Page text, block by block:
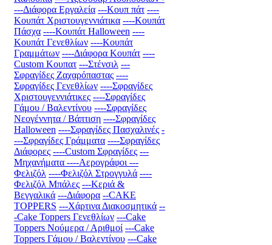
---Διάφορα Εργαλεία ---Κουπ πάτ ----
Κουπάτ Χριστουγεννιάτικα ----Κουπάτ
Πάσχα ----Κουπάτ Halloween ----
Κουπάτ Γενεθλίων ----Κουπάτ
Γραμμάτων ----Διάφορα Κουπάτ ----
Custom Κουπατ ---Στένσιλ ---
Σφραγίδες Ζαχαρόπαστας ----
Σφραγίδες Γενεθλίων ----Σφραγίδες
Χριστουγεννιάτικες ----Σφραγίδες
Γάμου / Βαλεντίνου ----Σφραγίδες
Νεογέννητα / Βάπτιση ----Σφραγίδες
Halloween ----Σφραγίδες Πασχαλινές -
---Σφραγίδες Γράμματα ----Σφραγίδες
Διάφορες ----Custom Σφραγίδες ---
Μηχανήματα ----Αερογράφοι ---
Φελιζόλ ----Φελιζόλ Στρογγυλά ----
Φελιζόλ Μπάλες ---Κεριά &
Βεγγαλικά ---Διάφορα --CAKE
TOPPERS ---Χάρτινα Διακοσμητικά --
-Cake Toppers Γενεθλίων ---Cake
Toppers Νούμερα / Αριθμοί ---Cake
Toppers Γάμου / Βαλεντίνου ---Cake